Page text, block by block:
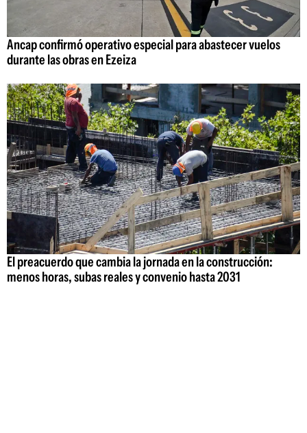
Ancap confirmó operativo especial para abastecer vuelos
durante las obras en Ezeiza
El preacuerdo que cambia la jornada en la construcción:
menos horas, subas reales y convenio hasta 2031